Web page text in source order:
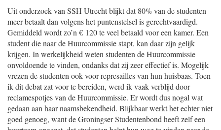
Uit onderzoek van SSH Utrecht blijkt dat 80% van de studenten
meer betaalt dan volgens het puntenstelsel is gerechtvaardigd.
Gemiddeld wordt zo’n € 120 te veel betaald voor een kamer. Een
student die naar de Huurcommissie stapt, kan daar zijn gelijk
krijgen. In werkelijkheid weten studenten de Huurcommissie
onvoldoende te vinden, ondanks dat zij zeer effectief is. Mogelijk
vrezen de studenten ook voor represailles van hun huisbaas. Toen
ik dit debat zat voor te bereiden, werd ik vaak verblijd door
reclamespotjes van de Huurcommissie. Er wordt dus nogal wat
gedaan aan haar naamsbekendheid. Blijkbaar werkt het echter niet
goed genoeg, want de Groningser Studentenbond heeft zelf een